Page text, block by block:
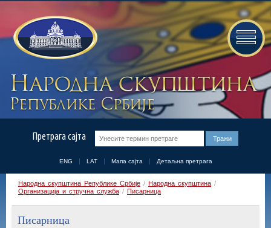
Претрага сајта
ENG LAT Мапа сајта Детаљна претрага
Народна скупштина Републике Србије / Народна скупштина /
Организација и стручна служба / Писарница
Писарница